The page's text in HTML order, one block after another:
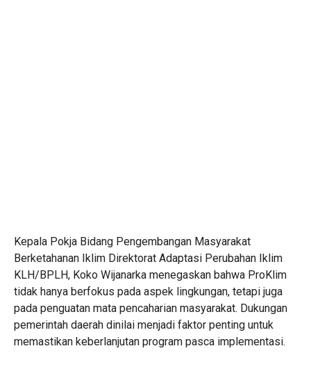
Kepala Pokja Bidang Pengembangan Masyarakat
Berketahanan Iklim Direktorat Adaptasi Perubahan Iklim
KLH/BPLH, Koko Wijanarka menegaskan bahwa ProKlim
tidak hanya berfokus pada aspek lingkungan, tetapi juga
pada penguatan mata pencaharian masyarakat. Dukungan
pemerintah daerah dinilai menjadi faktor penting untuk
memastikan keberlanjutan program pasca implementasi.